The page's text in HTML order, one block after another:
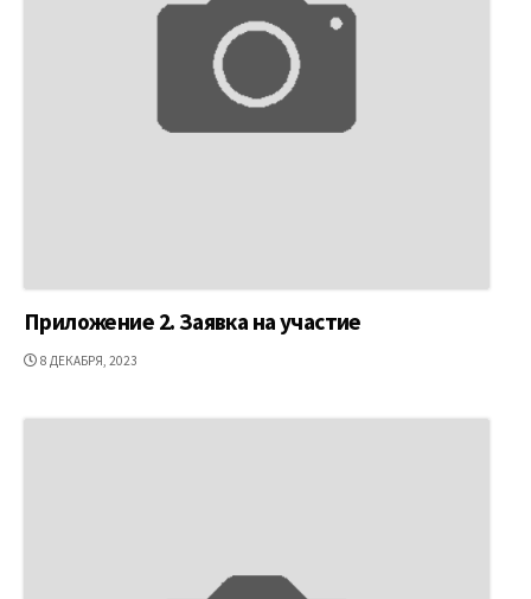
Приложение 2. Заявка на участие
ДАТА
8 ДЕКАБРЯ, 2023